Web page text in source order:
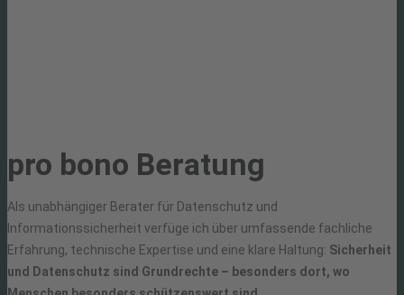
pro bono Beratung
Als unabhängiger Berater für Datenschutz und
Informationssicherheit verfüge ich über umfassende fachliche
Erfahrung, technische Expertise und eine klare Haltung: Sicherheit
und Datenschutz sind Grundrechte – besonders dort, wo